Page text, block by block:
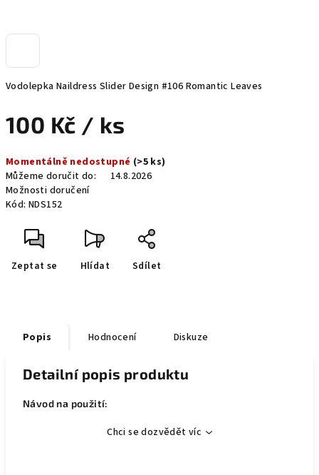
Vodolepka Naildress Slider Design #106 Romantic Leaves
100 Kč / ks
cena:
Momentálně nedostupné (>5 ks)
Můžeme doručit do:
14.8.2026
Možnosti doručení
Kód: NDS152
Zeptat se Hlídat Sdílet
Popis Hodnocení Diskuze
Detailní popis produktu
Návod na použití:
Chci se dozvědět víc